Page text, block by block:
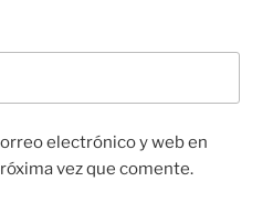
electrónico y web en
vez que comente.